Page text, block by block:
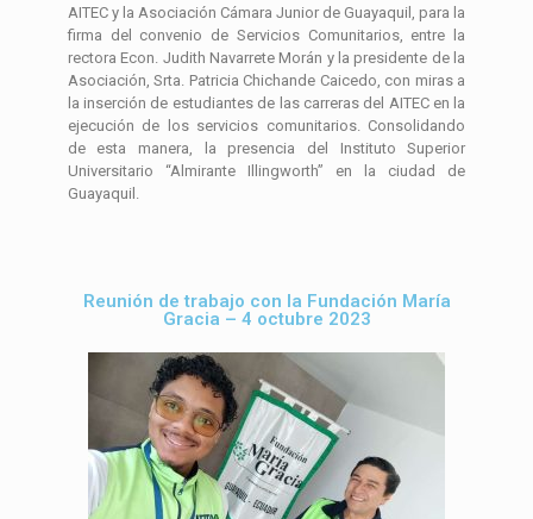
AITEC y la Asociación Cámara Junior de Guayaquil, para la
firma del convenio de Servicios Comunitarios, entre la
rectora Econ. Judith Navarrete Morán y la presidente de la
Asociación, Srta. Patricia Chichande Caicedo, con miras a
la inserción de estudiantes de las carreras del AITEC en la
ejecución de los servicios comunitarios. Consolidando
de esta manera, la presencia del Instituto Superior
Universitario “Almirante Illingworth” en la ciudad de
Guayaquil.
Reunión de trabajo con la Fundación María
Gracia – 4 octubre 2023